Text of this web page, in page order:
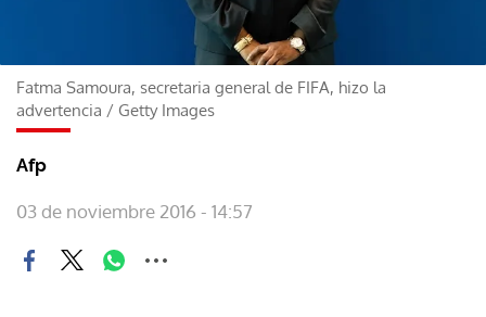
Fatma Samoura, secretaria general de FIFA, hizo la
advertencia / Getty Images
Afp
03 de noviembre 2016 - 14:57